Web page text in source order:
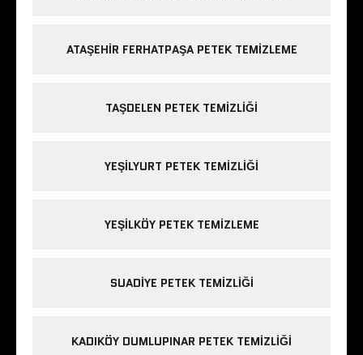
ATAŞEHIR FERHATPAŞA PETEK TEMIZLEME
TAŞDELEN PETEK TEMIZLIĞI
YEŞILYURT PETEK TEMIZLIĞI
YEŞILKÖY PETEK TEMIZLEME
SUADIYE PETEK TEMIZLIĞI
KADIKÖY DUMLUPINAR PETEK TEMIZLIĞI